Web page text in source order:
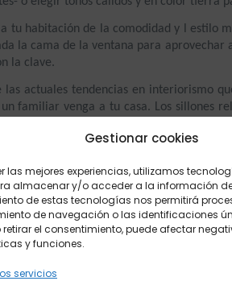
Gestionar cookies
las mejores experiencias, utilizamos
almacenar y/o acceder a la información
de estas tecnologías nos permitirá
de navegación o las identificaciones
retirar el consentimiento, puede afectar
y funciones.
servicios
tu habitación de la comodidad y l estilo
la cama de la ventana para
la clave.
actuales tendencias en interiorismo
familiar venga a tu casa. Los sillones
crear un espacio agradable, elegante e
debes, cómo no, tenerlo ordenado.
visual”, aquello inútil, inservible, poco
en las revistas, no copies los
Que sea TU HABITACIÓN pero